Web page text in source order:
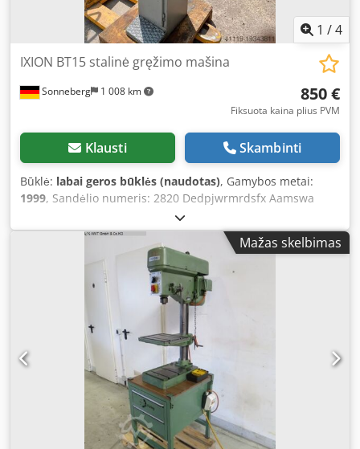
1 /4
Sonneberg 1 008 km
IXION BT15 stalinė gręžimo mašina
850 €
Fiksuota kaina plius PVM
Klausti Skambinti
Būklė: labai geros būklės (naudotas), Gamybos metai:
1999, Sandėlio numeris: 2820 Dedpjwrmrdsfx Aamswa
Gamintojas: IXION Pagaminimo metai: 1999 Tipas /
modelis: BT 15 Mašinos numeris: 182904 Gręžimo
našumas: iki 16 mm Verpstės tvirtinimas: gręžtuvo
patronas B16 Sukimosi greičio diapazonas: 480–3 800
aps./min. Stalas: 290 x 350 mm Iškyša: 225 mm Eiga: 100
mm Galvutės aukščio reguliavimas: 300 mm Atstumas nuo
stalo iki patrono: 70–370 mm Montavimo plotas: 290 x 440
mm Galia: 0,8 / 1,0 kW Priedai / įranga: gręžtuvo patronas
Būklė: labai gera Svoris: 140 kg Matmenys: 290 x 440 x
1700 mm
Mažas skelbimas